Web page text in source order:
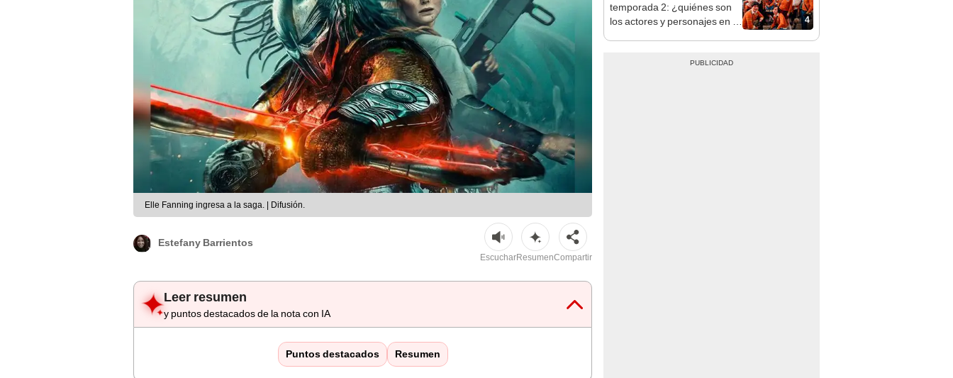
Elle Fanning ingresa a la saga. | Difusión.
Estefany Barrientos
EscucharResumenCompartir
Leer resumen
y puntos destacados de la nota con IA
Puntos destacados Resumen
4
temporada 2: ¿quiénes son
los actores y personajes en la